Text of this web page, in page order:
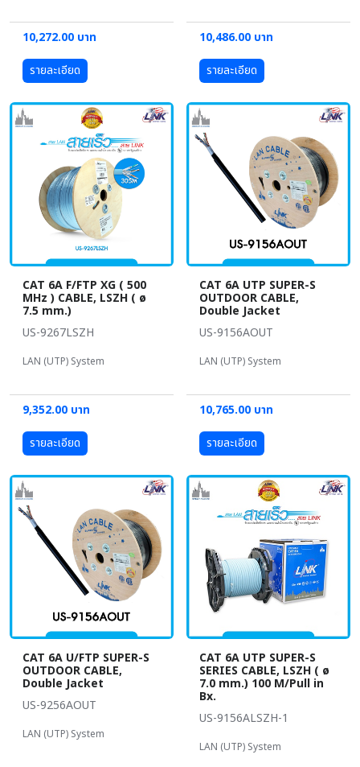
10,272.00 บาท
รายละเอียด
10,486.00 บาท
รายละเอียด
CAT 6A F/FTP XG ( 500
MHz ) CABLE, LSZH ( ø
7.5 mm.)
US-9267LSZH
LAN (UTP) System
9,352.00 บาท
รายละเอียด
CAT 6A UTP SUPER-S
OUTDOOR CABLE,
Double Jacket
US-9156AOUT
LAN (UTP) System
10,765.00 บาท
รายละเอียด
CAT 6A U/FTP SUPER-S
OUTDOOR CABLE,
Double Jacket
US-9256AOUT
LAN (UTP) System
CAT 6A UTP SUPER-S
SERIES CABLE, LSZH ( ø
7.0 mm.) 100 M/Pull in
Bx.
US-9156ALSZH-1
LAN (UTP) System